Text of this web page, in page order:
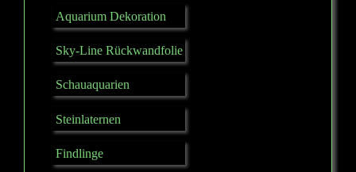
Aquarium Dekoration
Sky-Line Rückwandfolie
Schauaquarien
Steinlaternen
Findlinge